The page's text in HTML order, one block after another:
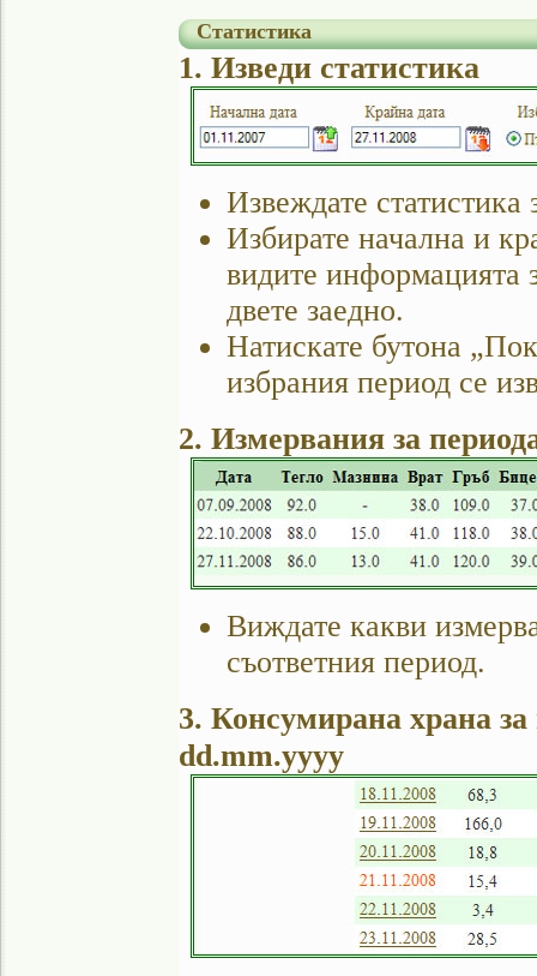
Статистика
1. Изведи статистика
Извеждате
Избирате начална и
видите информацията
двете заедно.
Натискате бутона
избрания период се
2. Измервания за
Виждате какви
съответния период.
3. Консумирана храна
dd.mm.yyyy